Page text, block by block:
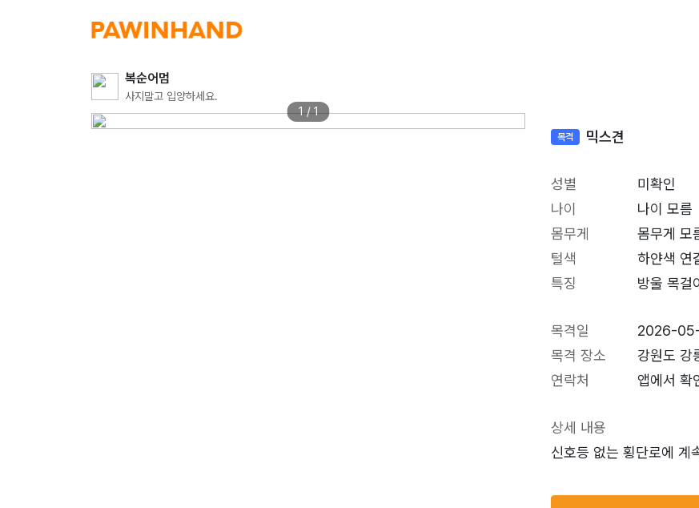
복순어멈
사지말고 입양하세요.
1 / 1
목격 믹스견
성별
미확인
나이
나이 모름
몸무게
몸무게 모
털색
하얀색 연
특징
방울 목걸이
목격일
2026-
목격 장소
강원도 강
연락처
앱에서 확
상세 내용
신호등 없는 횡단로에 계